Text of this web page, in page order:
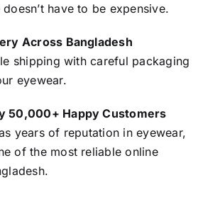
have to be expensive.
Across Bangladesh
shipping with careful packaging
eyewear.
50,000+ Happy Customers
years of reputation in eyewear,
of the most reliable online